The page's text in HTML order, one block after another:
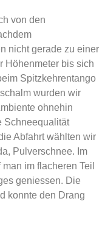
von den
nicht gerade zu einer
Höhenmeter bis sich
Spitzkehrentango
wurden wir
ohnehin
Schneequalität
Abfahrt wählten wir
Pulverschnee. Im
im flacheren Teil
geniessen. Die
konnte den Drang